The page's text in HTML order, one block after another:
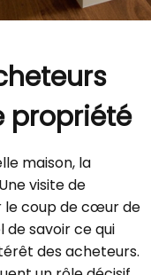
propriété
maison, la
visite de
le coup de cœur de
savoir ce qui
des acheteurs.